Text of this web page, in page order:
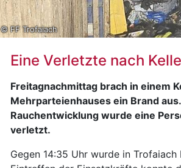
© FF Trofaiach
Eine Verletzte nach
Freitagnachmittag brach in einem
Mehrparteienhauses ein Brand
Rauchentwicklung wurde eine
verletzt.
Gegen 14:35 Uhr wurde in